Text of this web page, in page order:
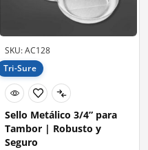
SKU: AC128
Tri-Sure
Sello Metálico 3/4” para
Tambor | Robusto y
Seguro